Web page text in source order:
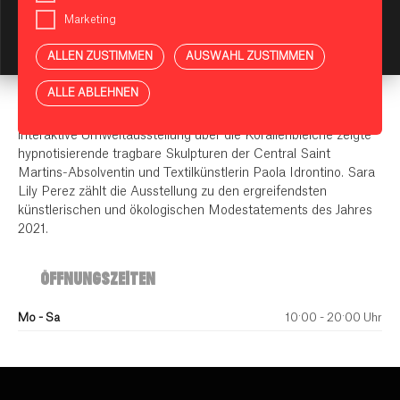
Marketing
ALLEN ZUSTIMMEN AUSWAHL ZUSTIMMEN
ALLE ABLEHNEN
Gesellschaft und in der Umwelt in ihren Werken thematisieren.
So wird die Galerie nicht nur zu einem Ort der
Kunstbetrachtung, sondern regt auch zum Nachdenken und
zum Austausch an.
Erstmalig öffnete die Galerie SLP ihre Türen bei BIKINI
interaktive Umweltausstellung über die Korallenbleiche zeigte
hypnotisierende tragbare Skulpturen der Central Saint
Martins-Absolventin und Textilkünstlerin Paola Idrontino. Sara
Lily Perez zählt die Ausstellung zu den ergreifendsten
künstlerischen und ökologischen Modestatements des Jahres
2021.
ÖFFNUNGSZEITEN
Mo - Sa 10:00 - 20:00 Uhr